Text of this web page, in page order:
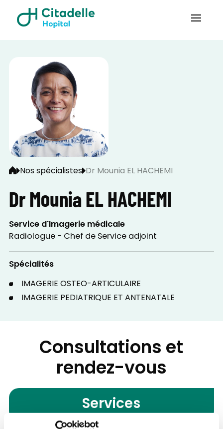
Nos spécialistes Dr Mounia EL HACHEMI
Dr Mounia EL HACHEMI
Service d'Imagerie médicale
Radiologue - Chef de Service adjoint
Spécialités
IMAGERIE OSTEO-ARTICULAIRE
IMAGERIE PEDIATRIQUE ET ANTENATALE
Consultations et
rendez-vous
Services